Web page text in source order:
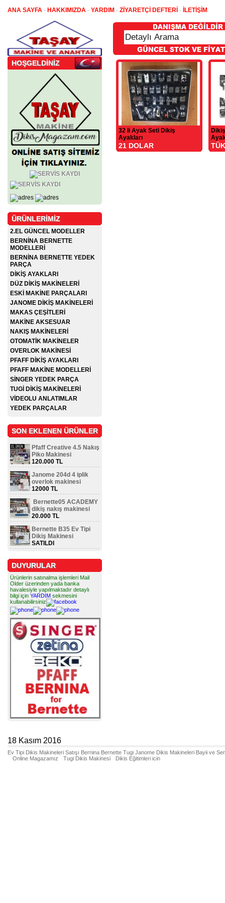
ANA SAYFA - HAKKIMIZDA - YARDIM - ZİYARETÇİ DEFTERİ - İLETİŞİM
HOŞGELDİNİZ
ÜRÜNLERİMİZ
2.EL GÜNCEL MODELLER
BERNİNA BERNETTE
MODELLERİ
BERNİNA BERNETTE YEDEK
PARÇA
DİKİŞ AYAKLARI
DÜZ DİKİŞ MAKİNELERİ
ESKİ MAKİNE PARÇALARI
JANOME DİKİŞ MAKİNELERİ
MAKAS ÇEŞİTLERİ
MAKİNE AKSESUAR
NAKIŞ MAKİNELERİ
OTOMATİK MAKİNELER
OVERLOK MAKİNESİ
PFAFF DİKİŞ AYAKLARI
PFAFF MAKİNE MODELLERİ
SİNGER YEDEK PARÇA
TUGİ DİKİŞ MAKİNELERİ
VİDEOLU ANLATIMLAR
YEDEK PARÇALAR
SON EKLENEN ÜRÜNLER
Pfaff Creative 4.5 Nakış
Piko Makinesi
120.000 TL
Janome 204d 4 iplik
overlok makinesi
12000 TL
Bernette05 ACADEMY
dikiş nakış makinesi
20.000 TL
Bernette B35 Ev Tipi
Dikiş Makinesi
SATILDI
DUYURULAR
Ürünlerin satınalma işlemleri Mail
Older üzerinden yada banka
havalesiyle yapılmaktadır detaylı
bilgi için YARDIM sekmesini
kullanabilirsiniz
32 li Ayak Seti Dikiş
Ayakları
21 DOLAR
18 Kasım 2016
Ev Tipi Dikis Makineleri Satışı Bernina Bernette Tugi Janome Dikis Makineleri Bayii ve
Online Magazamız
Tugi Dikis Makinesi Dikis Eğitimleri icin